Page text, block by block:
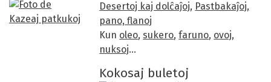
Desertoj kaj dolĉaĵoj, Pastbakaĵoj,
pano, flanoj
Kun oleo, sukero,faruno, ovoj,
nuksoj…
Kokosaj buletoj